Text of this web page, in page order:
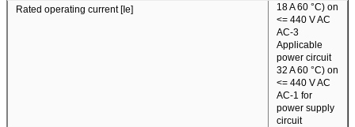
Rated operating current [Ie]
18 A 60 °C) on
<= 440 V AC
AC-3
Applicable
power circuit
32 A 60 °C) on
<= 440 V AC
AC-1 for
power supply
circuit